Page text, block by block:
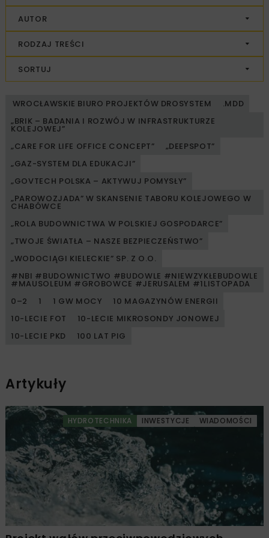
AUTOR
RODZAJ TREŚCI
SORTUJ
WROCŁAWSKIE BIURO PROJEKTÓW DROSYSTEM
.MDD
„BRIK – BADANIA I ROZWÓJ W INFRASTRUKTURZE
KOLEJOWEJ”
„CARE FOR LIFE OFFICE CONCEPT”
„DEEPSPOT”
„GAZ-SYSTEM DLA EDUKACJI”
„GOVTECH POLSKA – AKTYWUJ POMYSŁY”
„PAROWOZJADA” W SKANSENIE TABORU KOLEJOWEGO W
CHABÓWCE
„ROLA BUDOWNICTWA W POLSKIEJ GOSPODARCE”
„TWOJE ŚWIATŁA – NASZE BEZPIECZEŃSTWO”
„WODOCIĄGI KIELECKIE” SP. Z O.O.
#NBI #BUDOWNICTWO #BUDOWLE #NIEWZYKŁEBUDOWLE
#MAUSOLEUM #GROBOWCE #JERUSALEM #1LISTOPADA
0–2
1 1 GW MOCY
10 MAGAZYNÓW ENERGII
10-LECIE FOT
10-LECIE MIKROSONDY JONOWEJ
10-LECIE PKD
100 LAT PIG
Artykuły
HYDROTECHNIKA INWESTYCJE WIADOMOŚCI